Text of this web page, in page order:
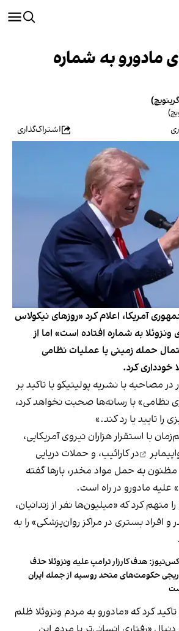
مادورو به شماره
اشتراک‌گذاری
آمریکا، اعلام کرد «روزهای نیکولاس
به شماره افتاده است» اما از
حمله زمینی یا عملیات نظامی
خودداری کرد.
سه‌شنبه ۱۸ آذر در مصاحبه با نشریه پولیتیکو با تاکید بر
نظامی» با رسانه‌ها صحبت نخواهد کرد،
تایید یا رد کند.»
با استقرار هزاران نیروی آمریکایی،
در کارائیب، و حملات دریایی
مظنون به حمل مواد مخدر، بارها گفته
علیه مادورو در راه است.
متهم کرد که «میلیون‌ها نفر از زندانیان،
افراد بستری در مراکز روان‌پزشکی» را به
هدف کارزار ترامپ علیه ونزوئلا حذف
حکومت‌های متحد روسیه از جمله ایران
کرد که «مادورو به مردم ونزوئلا ظلم